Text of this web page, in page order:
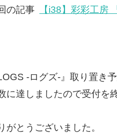
の記事 【i38】彩彩工房
LOGS -ログズ-』取り置き
に達しましたので受付を
がとうございました。